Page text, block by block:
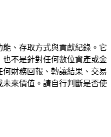
、存取方式與貢獻紀錄。它
不是針對任何數位資產或金
財務回報、轉讓結果、交易
來價值。請自行判斷是否使